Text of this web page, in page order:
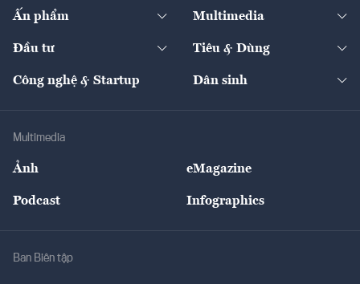
Khung pháp lý
Start-up
Quản trị số
Tư vấn
Thị trường
Nông sản
Kinh tế
Ấn phẩm
The Guide
Multimedia
Đầu tư Tiêu & Dùng
Giải trí
Công nghệ & Startup Dân sinh
Multimedia
Ảnh eMagazine
Podcast Infographics
Ban Biên tập